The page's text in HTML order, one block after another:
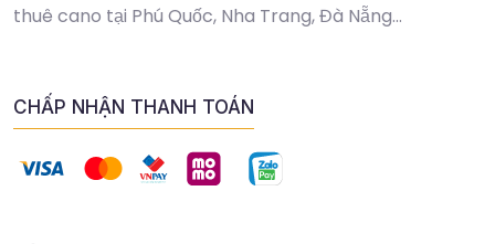
thuê cano tại Phú Quốc, Nha Trang, Đà Nẵng...
CHẤP NHẬN THANH TOÁN